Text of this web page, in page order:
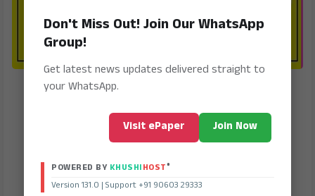
Don't Miss Out! Join Our WhatsApp
Group!
Get latest news updates delivered straight to
your WhatsApp.
Visit ePaper Join Now
POWERED BY KHUSHIHOST®
Version 131.0 | Support +91 90603 29333